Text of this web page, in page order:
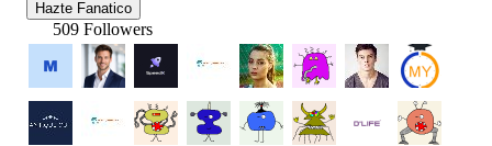
Hazte Fanatico
509 Followers